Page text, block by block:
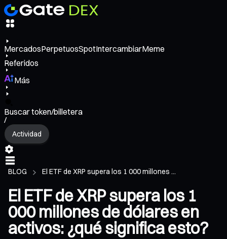
MercadosPerpetuosSpotIntercambiarMeme
Referidos
Más
Buscar token/billetera
/
Actividad
BLOG El ETF de XRP supera los 1 000 millones ...
El ETF de XRP supera los 1
000 millones de dólares en
activos: ¿qué significa esto?